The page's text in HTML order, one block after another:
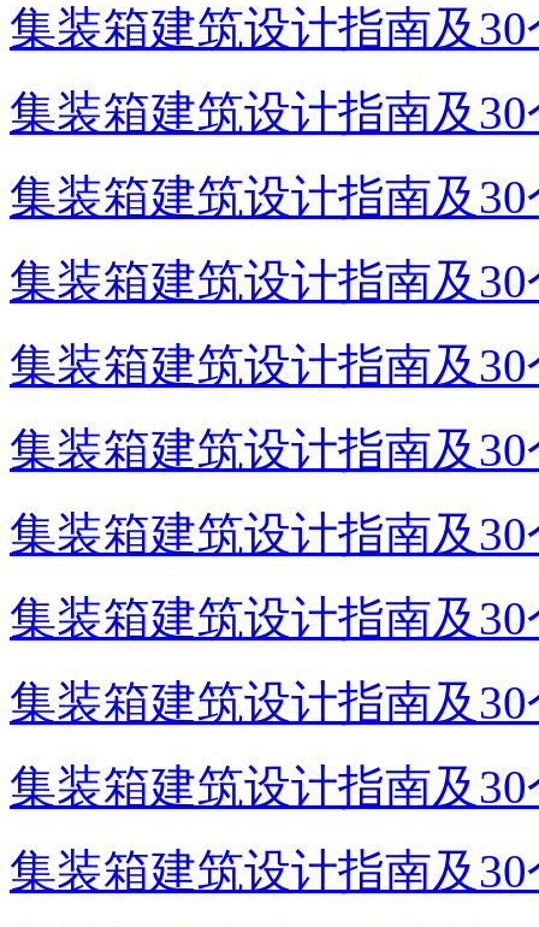
集装箱建筑设计指南及
集装箱建筑设计指南及
集装箱建筑设计指南及
集装箱建筑设计指南及
集装箱建筑设计指南及
集装箱建筑设计指南及
集装箱建筑设计指南及
集装箱建筑设计指南及
集装箱建筑设计指南及
集装箱建筑设计指南及
集装箱建筑设计指南及